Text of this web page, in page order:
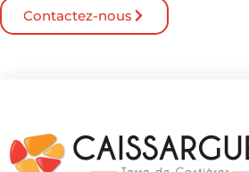
Contactez-nous